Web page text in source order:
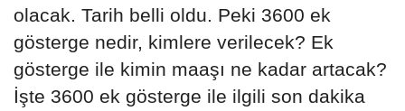
olacak. Tarih belli oldu. Peki 3600 ek
gösterge nedir, kimlere verilecek? Ek
gösterge ile kimin maaşı ne kadar artacak?
İşte 3600 ek gösterge ile ilgili son dakika